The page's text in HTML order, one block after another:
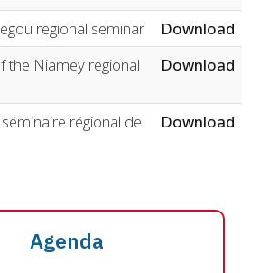
regional seminar
Download
the Niamey regional
Download
régional de
Download
Agenda